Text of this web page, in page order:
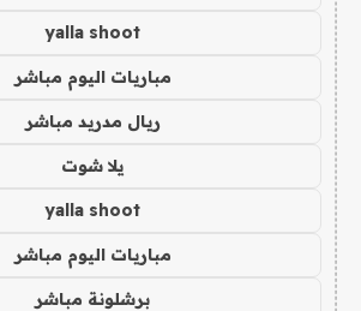
yalla shoot
مباريات اليوم مباشر
ريال مدريد مباشر
يلا شوت
yalla shoot
مباريات اليوم مباشر
برشلونة مباشر